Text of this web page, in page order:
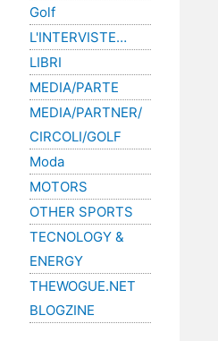
Golf
L'INTERVISTE…
LIBRI
MEDIA/PARTE
MEDIA/PARTNER/
CIRCOLI/GOLF
Moda
MOTORS
OTHER SPORTS
TECNOLOGY &
ENERGY
THEWOGUE.NET
BLOGZINE